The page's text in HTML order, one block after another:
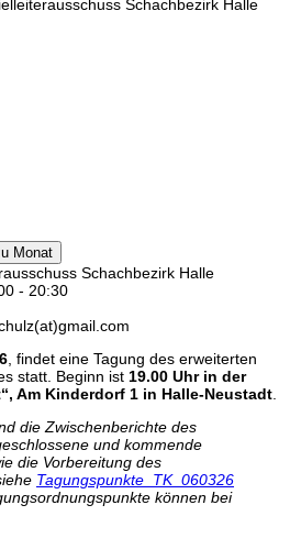
Schachbezirk Halle
Monat
Schachbezirk Halle
- 20:30
, findet eine Tagung des erweiterten
statt. Beginn ist 19.00 Uhr in der
Am Kinderdorf 1 in Halle-Neustadt.
die Zwischenberichte des
und kommende
die Vorbereitung des
Tagungspunkte_TK_060326
können bei